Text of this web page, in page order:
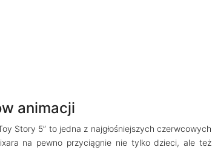
animacji
Story 5” to jedna z najgłośniejszych czerwcowych
na pewno przyciągnie nie tylko dzieci, ale też